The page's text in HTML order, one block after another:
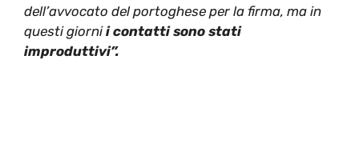
dell’avvocato del portoghese per la firma, ma in
questi giornii contatti sono stati
improduttivi”.